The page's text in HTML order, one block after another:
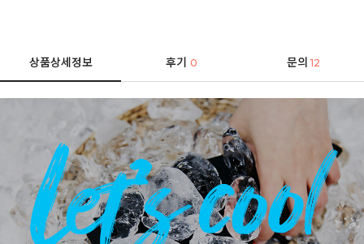
상품상세정보 후기0 문의 12